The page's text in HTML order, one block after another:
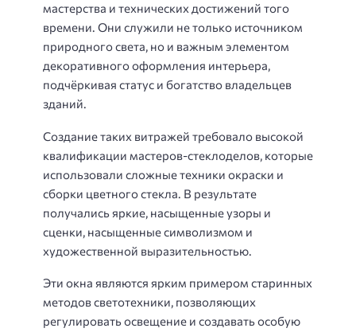
мастерства и технических достижений того
времени. Они служили не только источником
природного света, но и важным элементом
декоративного оформления интерьера,
подчёркивая статус и богатство владельцев
зданий.
Создание таких витражей требовало высокой
квалификации мастеров-стеклоделов, которые
использовали сложные техники окраски и
сборки цветного стекла. В результате
получались яркие, насыщенные узоры и
сценки, насыщенные символизмом и
художественной выразительностью.
Эти окна являются ярким примером старинных
методов светотехники, позволяющих
регулировать освещение и создавать особую